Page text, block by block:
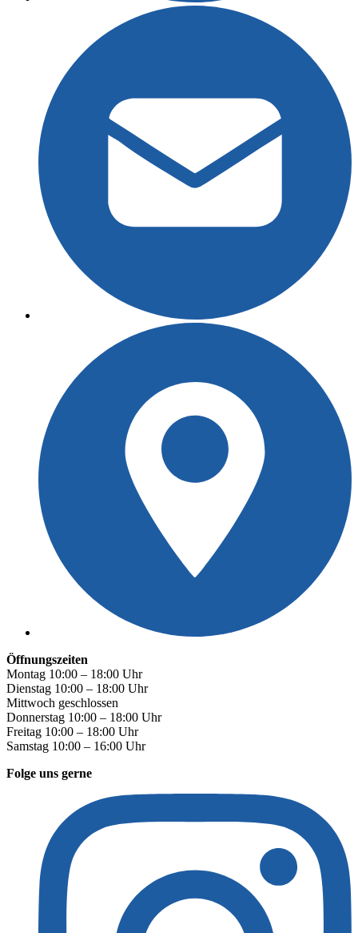
Öffnungszeiten
Montag 10:00 – 18:00 Uhr
Dienstag 10:00 – 18:00 Uhr
Mittwoch geschlossen
Donnerstag 10:00 – 18:00 Uhr
Freitag 10:00 – 18:00 Uhr
Samstag 10:00 – 16:00 Uhr
Folge uns gerne